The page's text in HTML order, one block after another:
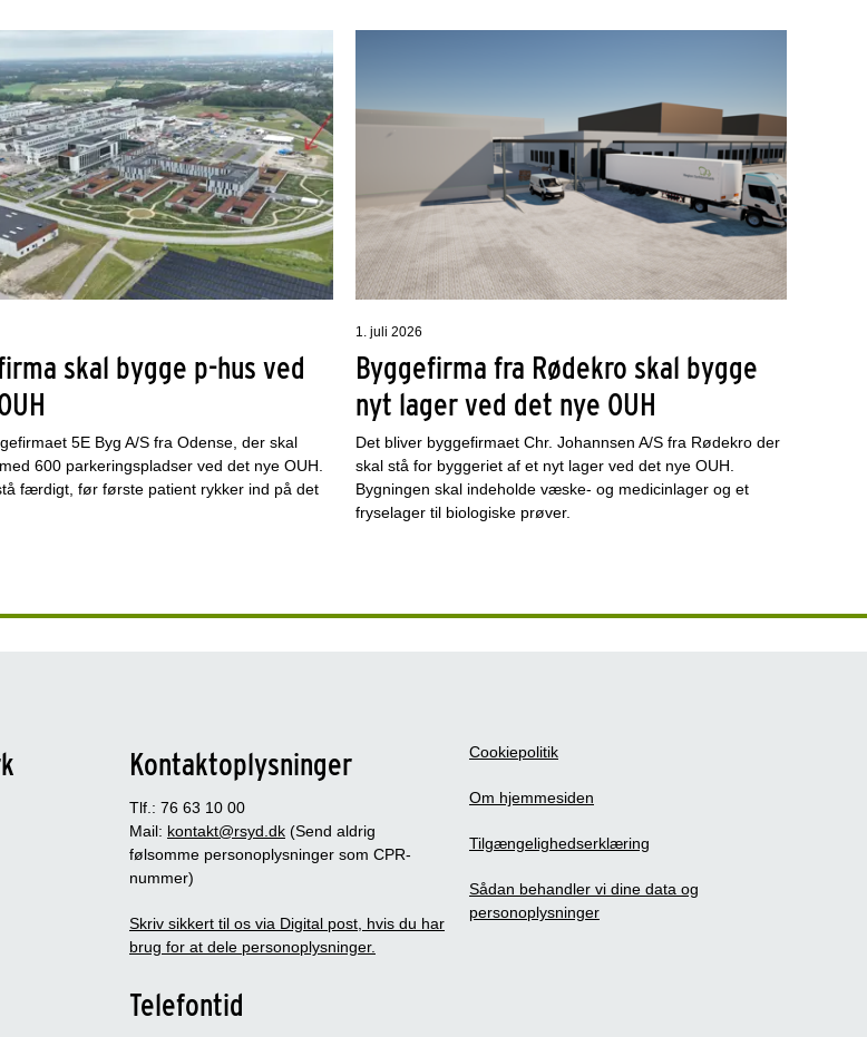
skal bygge p-hus ved
5E Byg A/S fra Odense, der skal
600 parkeringspladser ved det nye OUH.
færdigt, før første patient rykker ind på det
1. juli 2026
Byggefirma fra Rødekro skal bygge
nyt lager ved det nye OUH
Det bliver byggefirmaet Chr. Johannsen A/S fra Rødekro der
skal stå for byggeriet af et nyt lager ved det nye OUH.
Bygningen skal indeholde væske- og medicinlager og et
fryselager til biologiske prøver.
Kontaktoplysninger
Tlf.: 76 63 10 00
Mail: kontakt@rsyd.dk (Send aldrig
følsomme personoplysninger som CPR-
nummer)
Skriv sikkert til os via Digital post, hvis du har
brug for at dele personoplysninger.
Telefontid
Cookiepolitik
Om hjemmesiden
Tilgængelighedserklæring
Sådan behandler vi dine data og
personoplysninger